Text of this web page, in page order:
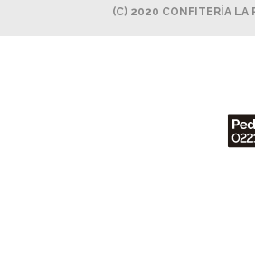
(C) 2020 CONFITERÍA LA